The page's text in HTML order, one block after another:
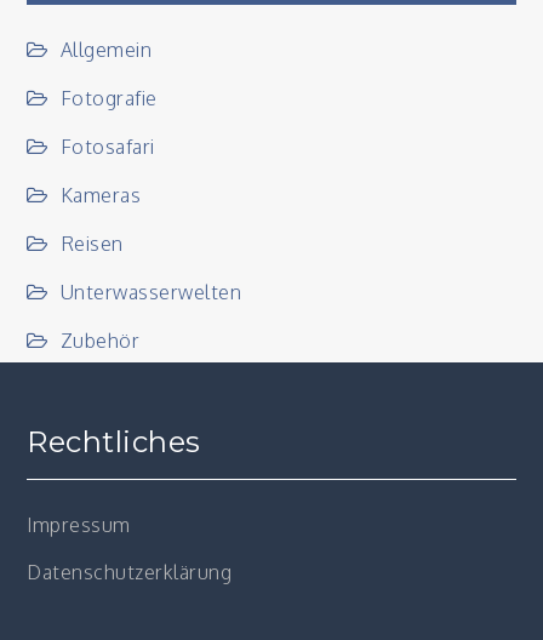
Allgemein
Fotografie
Fotosafari
Kameras
Reisen
Unterwasserwelten
Zubehör
Rechtliches
Impressum
Datenschutzerklärung